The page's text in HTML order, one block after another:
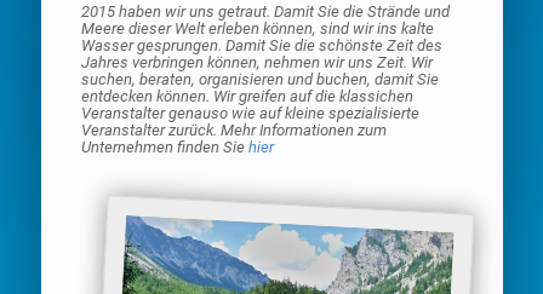
2015 haben wir uns getraut. Damit Sie die Strände und
Meere dieser Welt erleben können, sind wir ins kalte
Wasser gesprungen. Damit Sie die schönste Zeit des
Jahres verbringen können, nehmen wir uns Zeit. Wir
suchen, beraten, organisieren und buchen, damit Sie
entdecken können. Wir greifen auf die klassichen
Veranstalter genauso wie auf kleine spezialisierte
Veranstalter zurück. Mehr Informationen zum
Unternehmen finden Sie hier